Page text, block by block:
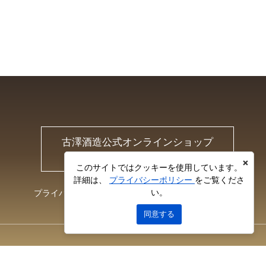
古澤酒造公式オンラインショップ
プライバシーポリシー
このサイトではクッキーを使用しています。
詳細は、 プライバシーポリシー をご覧くださ
い。
同意する
×